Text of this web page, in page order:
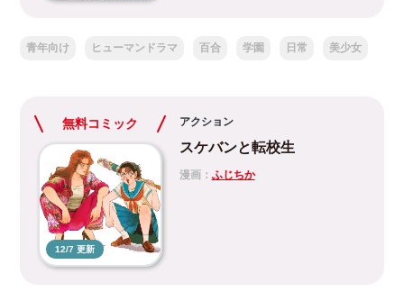
青年向け ヒューマンドラマ 百合 学園 日常 美少女
無料コミック
12/7 更新
アクション
スケバンと転校生
漫画： ふじちか